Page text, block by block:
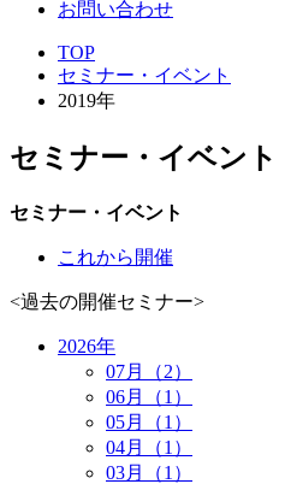
お問い合わせ
TOP
セミナー・イベント
2019年
セミナー・イベント
セミナー・イベント
これから開催
<過去の開催セミナー>
2026年
07月（2）
06月（1）
05月（1）
04月（1）
03月（1）